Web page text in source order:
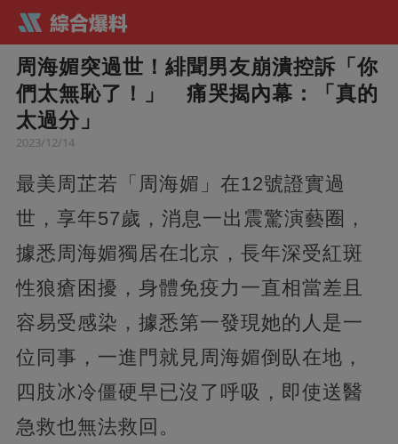
周海媚突過世！緋聞男友崩潰控訴「你
們太無恥了！」 痛哭揭內幕：「真的
太過分」
2023/12/14
最美周芷若「周海媚」在12號證實過
世，享年57歲，消息一出震驚演藝圈，
據悉周海媚獨居在北京，長年深受紅斑
性狼瘡困擾，身體免疫力一直相當差且
容易受感染，據悉第一發現她的人是一
位同事，一進門就見周海媚倒臥在地，
四肢冰冷僵硬早已沒了呼吸，即使送醫
急救也無法救回。